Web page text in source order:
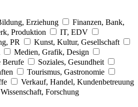
Erziehung
Finanzen, Bank,
Produktion
IT, EDV
PR
Kunst, Kultur, Gesellschaft
Medien, Grafik, Design
Berufe
Soziales, Gesundheit
Tourismus, Gastronomie
Verkauf, Handel, Kundenbetreuung
Wissenschaft, Forschung